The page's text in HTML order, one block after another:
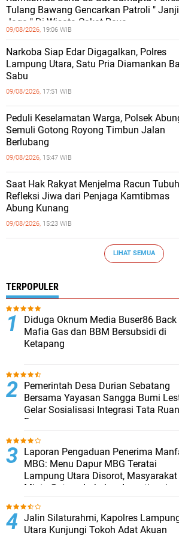
Tulang Bawang Gencarkan Patroli " Janji
Jaga " Di Wisata Cakat Raya
09/08/2026, 19:06 WIB
Narkoba Siap Edar Digagalkan, Polres
Lampung Utara, Satu Pria Diamankan
Sabu
09/08/2026, 17:51 WIB
Peduli Keselamatan Warga, Polsek
Semuli Gotong Royong Timbun Jalan
Berlubang
09/08/2026, 15:47 WIB
Saat Hak Rakyat Menjelma Racun
Refleksi Jiwa dari Penjaga Kamtibmas
Abung Kunang
09/08/2026, 15:23 WIB
LIHAT SEMUA
TERPOPULER
Diduga Oknum Media Buser86 Back
Mafia Gas dan BBM Bersubsidi di
Ketapang
Pemerintah Desa Durian Sebatang
Bersama Yayasan Sangga Bumi
Gelar Sosialisasi Integrasi Tata
Desa
Laporan Pengaduan Penerima
MBG: Menu Dapur MBG Teratai
Lampung Utara Disorot, Masyarakat
Minta Satgas Lakukan Investigasi
Jalin Silaturahmi, Kapolres
Utara Kunjungi Tokoh Adat Akuan